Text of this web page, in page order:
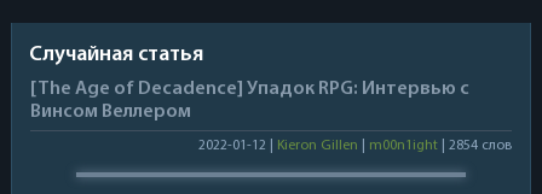
Случайная статья
[The Age of Decadence] Упадок RPG: Интервью с
Винсом Веллером
2022-01-12 | Kieron Gillen m00n1ight | 2854 слов